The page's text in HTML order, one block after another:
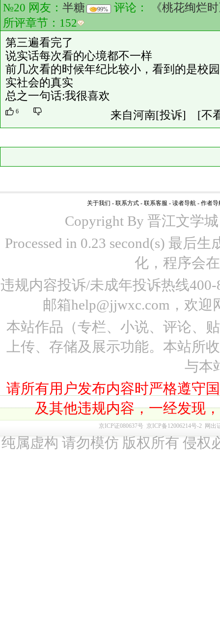
№20 网友： 半糖 99% 评论：
《桃花绚烂
所评章节： 152
第三遍看完了
说实话每次看的心境都不一样
前几次看的时候年纪比较小，看到的是校
实社会的真实
总之一句话:我很喜欢
6 来自河南[投诉] [不
关于我们 - 联系方式 - 联系客服 - 读者导航 - 作者导
Copyright By 晋江文学
Processed in 0.23 second(s) 最后
化，程序会
违规内容投诉/未成年投诉热线
邮箱help@jjwxc.com，欢
本站作品（专栏、小说、评论、
上传、存储及展示功能。本站所
与本
请所有用户发布内容时严格遵守
及其他违规内容，一经发现
京ICP证080637号 京ICP备12006214号-2 网出
纯属虚构 请勿模仿 版权所有 侵权